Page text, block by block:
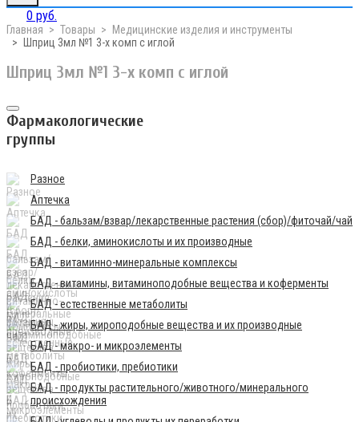
0 руб.
Главная Товары
Медицинские изделия и инструменты
Шприц 3мл №1 3-х комп с иглой
Шприц 3мл №1 3-х комп с иглой
Фармакологические
группы
Разное
Аптечка
БАД - бальзам/взвар/лекарственные растения (сбор)/фиточай/чай
БАД - белки, аминокислоты и их производные
БАД - витаминно-минеральные комплексы
БАД - витамины, витаминоподобные вещества и коферменты
БАД - естественные метаболиты
БАД - жиры, жироподобные вещества и их производные
БАД - макро- и микроэлементы
БАД - пробиотики, пребиотики
БАД - продукты растительного/животного/минерального
происхождения